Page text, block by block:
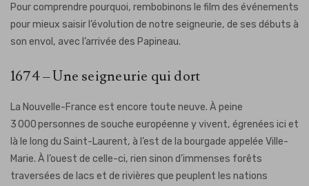
Pour comprendre pourquoi, rembobinons le film des événements
pour mieux saisir l’évolution de notre seigneurie, de ses débuts à
son envol, avec l’arrivée des Papineau.
1674 – Une seigneurie qui dort
La Nouvelle-France est encore toute neuve. À peine
3 000 personnes de souche européenne y vivent, égrenées ici et
là le long du Saint-Laurent, à l’est de la bourgade appelée Ville-
Marie. À l’ouest de celle-ci, rien sinon d’immenses forêts
traversées de lacs et de rivières que peuplent les nations